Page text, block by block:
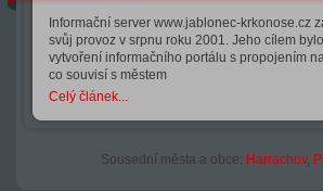
Informační server www.jablonec-krkonose.cz
svůj provoz v srpnu roku 2001. Jeho cílem
vytvoření informačního portálu s propojením
co souvisí s městem
Celý článek...
Sousední města a obce: Harrachov,